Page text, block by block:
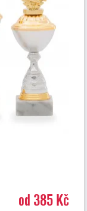
od 385 Kč